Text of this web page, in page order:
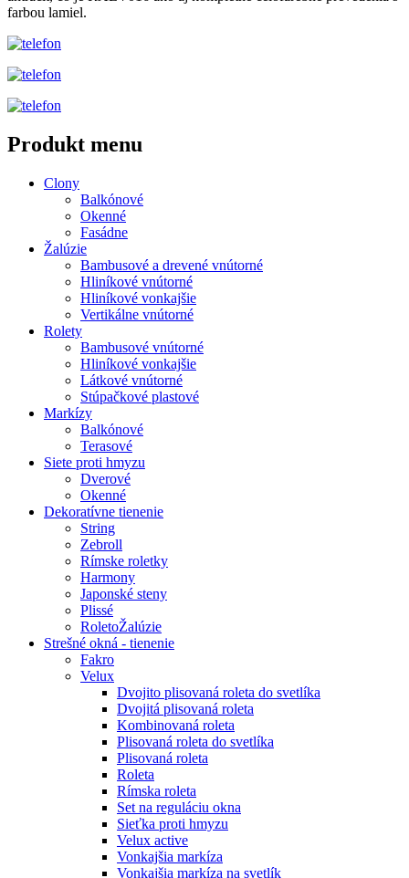
farbou lamiel.
Produkt menu
Clony
Balkónové
Okenné
Fasádne
Žalúzie
Bambusové a drevené vnútorné
Hliníkové vnútorné
Hliníkové vonkajšie
Vertikálne vnútorné
Rolety
Bambusové vnútorné
Hliníkové vonkajšie
Látkové vnútorné
Stúpačkové plastové
Markízy
Balkónové
Terasové
Siete proti hmyzu
Dverové
Okenné
Dekoratívne tienenie
String
Zebroll
Rímske roletky
Harmony
Japonské steny
Plissé
RoletoŽalúzie
Strešné okná - tienenie
Fakro
Velux
Dvojito plisovaná roleta do svetlíka
Dvojitá plisovaná roleta
Kombinovaná roleta
Plisovaná roleta do svetlíka
Plisovaná roleta
Roleta
Rímska roleta
Set na reguláciu okna
Sieťka proti hmyzu
Velux active
Vonkajšia markíza
Vonkajšia markíza na svetlík